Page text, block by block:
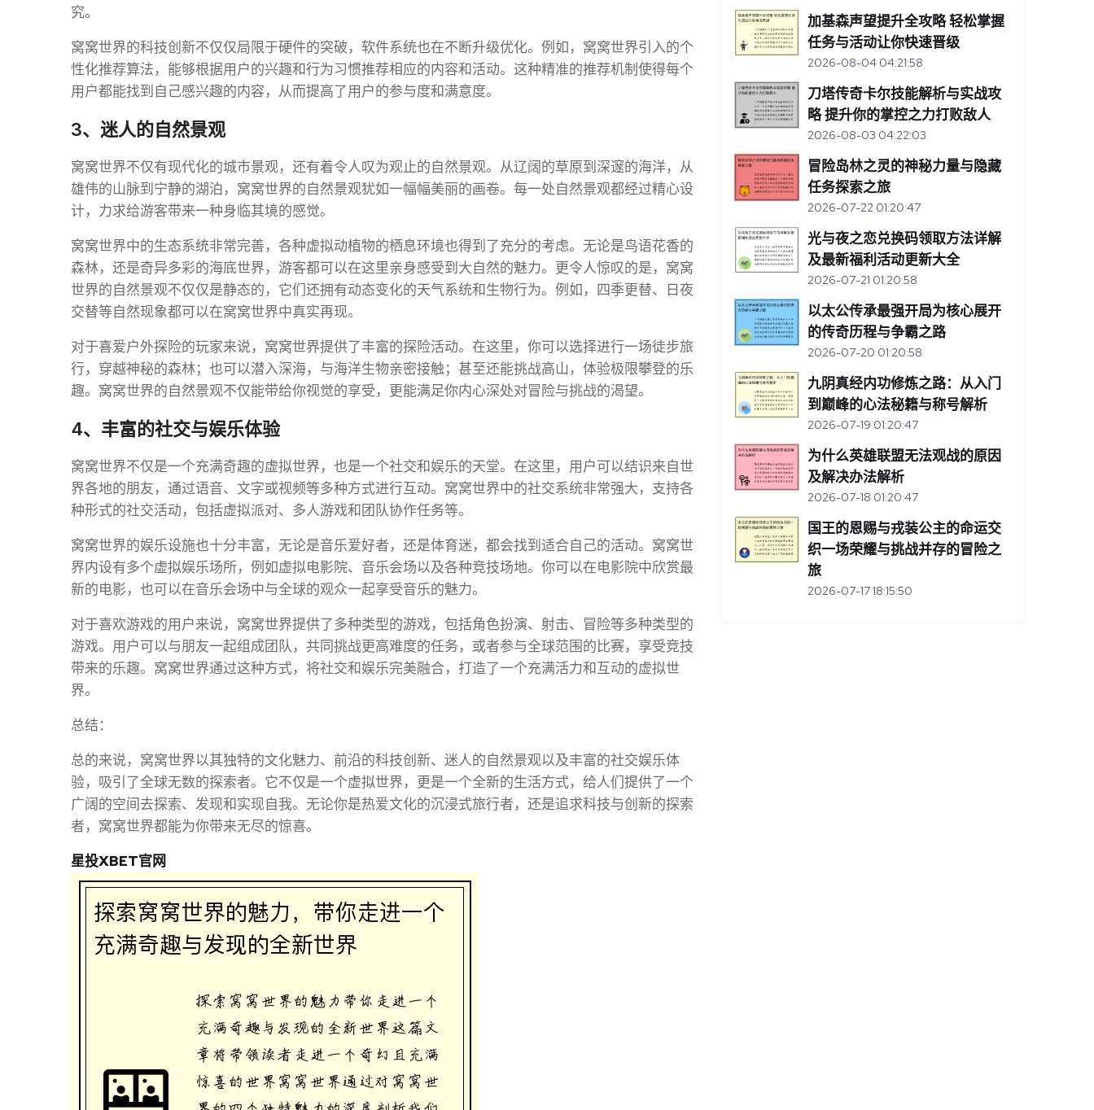
究。
窝窝世界的科技创新不仅仅局限于硬件的突破，软件系统也在不断升级优化。例如，窝窝世界引入的个
性化推荐算法，能够根据用户的兴趣和行为习惯推荐相应的内容和活动。这种精准的推荐机制使得每个
用户都能找到自己感兴趣的内容，从而提高了用户的参与度和满意度。
3、迷人的自然景观
窝窝世界不仅有现代化的城市景观，还有着令人叹为观止的自然景观。从辽阔的草原到深邃的海洋，从
雄伟的山脉到宁静的湖泊，窝窝世界的自然景观犹如一幅幅美丽的画卷。每一处自然景观都经过精心设
计，力求给游客带来一种身临其境的感觉。
窝窝世界中的生态系统非常完善，各种虚拟动植物的栖息环境也得到了充分的考虑。无论是鸟语花香的
森林，还是奇异多彩的海底世界，游客都可以在这里亲身感受到大自然的魅力。更令人惊叹的是，窝窝
世界的自然景观不仅仅是静态的，它们还拥有动态变化的天气系统和生物行为。例如，四季更替、日夜
交替等自然现象都可以在窝窝世界中真实再现。
对于喜爱户外探险的玩家来说，窝窝世界提供了丰富的探险活动。在这里，你可以选择进行一场徒步旅
行，穿越神秘的森林；也可以潜入深海，与海洋生物亲密接触；甚至还能挑战高山，体验极限攀登的乐
趣。窝窝世界的自然景观不仅能带给你视觉的享受，更能满足你内心深处对冒险与挑战的渴望。
4、丰富的社交与娱乐体验
窝窝世界不仅是一个充满奇趣的虚拟世界，也是一个社交和娱乐的天堂。在这里，用户可以结识来自世
界各地的朋友，通过语音、文字或视频等多种方式进行互动。窝窝世界中的社交系统非常强大，支持各
种形式的社交活动，包括虚拟派对、多人游戏和团队协作任务等。
窝窝世界的娱乐设施也十分丰富，无论是音乐爱好者，还是体育迷，都会找到适合自己的活动。窝窝世
界内设有多个虚拟娱乐场所，例如虚拟电影院、音乐会场以及各种竞技场地。你可以在电影院中欣赏最
新的电影，也可以在音乐会场中与全球的观众一起享受音乐的魅力。
对于喜欢游戏的用户来说，窝窝世界提供了多种类型的游戏，包括角色扮演、射击、冒险等多种类型的
游戏。用户可以与朋友一起组成团队，共同挑战更高难度的任务，或者参与全球范围的比赛，享受竞技
带来的乐趣。窝窝世界通过这种方式，将社交和娱乐完美融合，打造了一个充满活力和互动的虚拟世
界。
总结：
总的来说，窝窝世界以其独特的文化魅力、前沿的科技创新、迷人的自然景观以及丰富的社交娱乐体
验，吸引了全球无数的探索者。它不仅是一个虚拟世界，更是一个全新的生活方式，给人们提供了一个
广阔的空间去探索、发现和实现自我。无论你是热爱文化的沉浸式旅行者，还是追求科技与创新的探索
者，窝窝世界都能为你带来无尽的惊喜。
星投XBET官网
加基森声望提升全攻略 轻松掌握
任务与活动让你快速晋级
2026-08-04 04:21:58
刀塔传奇卡尔技能解析与实战攻
略 提升你的掌控之力打败敌人
2026-08-03 04:22:03
冒险岛林之灵的神秘力量与隐藏
任务探索之旅
2026-07-22 01:20:47
光与夜之恋兑换码领取方法详解
及最新福利活动更新大全
2026-07-21 01:20:58
以太公传承最强开局为核心展开
的传奇历程与争霸之路
2026-07-20 01:20:58
九阴真经内功修炼之路：从入门
到巅峰的心法秘籍与称号解析
2026-07-19 01:20:47
为什么英雄联盟无法观战的原因
及解决办法解析
2026-07-18 01:20:47
国王的恩赐与戎装公主的命运交
织一场荣耀与挑战并存的冒险之
旅
2026-07-17 18:15:50